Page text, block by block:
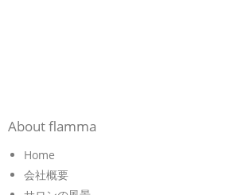
About flamma
Home
会社概要